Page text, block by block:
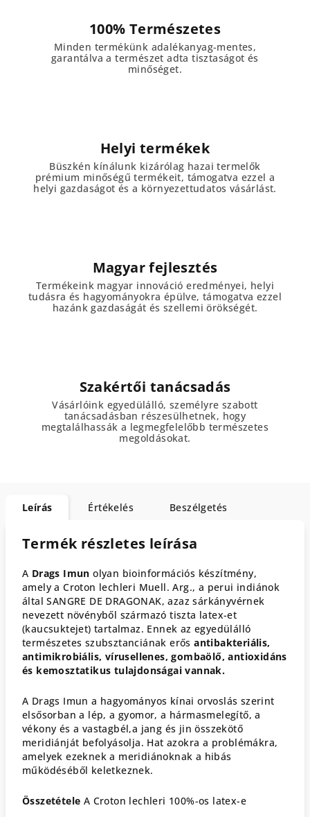
100% Természetes
Minden termékünk adalékanyag-mentes,
garantálva a természet adta tisztaságot és
minőséget.
Helyi termékek
Büszkén kínálunk kizárólag hazai termelők
prémium minőségű termékeit, támogatva ezzel a
helyi gazdaságot és a környezettudatos vásárlást.
Magyar fejlesztés
Termékeink magyar innováció eredményei, helyi
tudásra és hagyományokra épülve, támogatva ezzel
hazánk gazdaságát és szellemi örökségét.
Szakértői tanácsadás
Vásárlóink egyedülálló, személyre szabott
tanácsadásban részesülhetnek, hogy
megtalálhassák a legmegfelelőbb természetes
megoldásokat.
Leírás Értékelés Beszélgetés
Termék részletes leírása
A Drags Imunolyan bioinformációs készítmény,
amely a Croton lechleri Muell. Arg., a perui indiánok
által SANGRE DE DRAGONAK, azaz sárkányvérnek
nevezett növényből származó tiszta latex-et
(kaucsuktejet) tartalmaz. Ennek az egyedülálló
természetes szubsztanciának erősantibakteriális,
antimikrobiális, vírusellenes, gombaölő, antioxidáns
és kemosztatikus tulajdonságai vannak.
A Drags Imun a hagyományos kínai orvoslás szerint
elsősorban a lép, a gyomor, a hármasmelegítő, a
vékony és a vastagbél,a jang és jin összekötő
meridiánját befolyásolja. Hat azokra a problémákra,
amelyek ezeknek a meridiánoknak a hibás
működéséből keletkeznek.
Összetétele A Croton lechleri 100%-os latex-e